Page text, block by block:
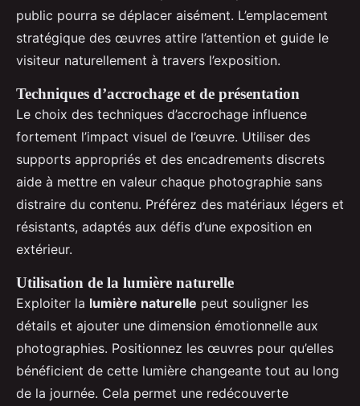
public pourra se déplacer aisément. L’emplacement
stratégique des œuvres attire l’attention et guide le
visiteur naturellement à travers l’exposition.
Techniques d’accrochage et de présentation
Le choix des techniques d’accrochage influence
fortement l’impact visuel de l’œuvre. Utiliser des
supports appropriés et des encadrements discrets
aide à mettre en valeur chaque photographie sans
distraire du contenu. Préférez des matériaux légers et
résistants, adaptés aux défis d’une exposition en
extérieur.
Utilisation de la lumière naturelle
Exploiter la lumière naturelle peut souligner les
détails et ajouter une dimension émotionnelle aux
photographies. Positionnez les œuvres pour qu’elles
bénéficient de cette lumière changeante tout au long
de la journée. Cela permet une redécouverte